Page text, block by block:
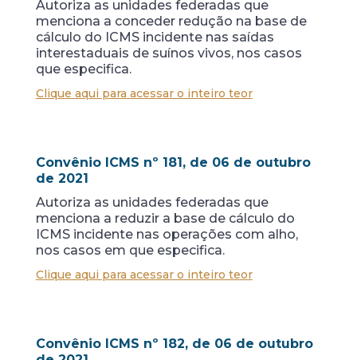
Autoriza as unidades federadas que
menciona a conceder redução na base de
cálculo do ICMS incidente nas saídas
interestaduais de suínos vivos, nos casos
que especifica.
Clique aqui para acessar o inteiro teor
Convênio ICMS nº 181, de 06 de outubro
de 2021
Autoriza as unidades federadas que
menciona a reduzir a base de cálculo do
ICMS incidente nas operações com alho,
nos casos em que especifica.
Clique aqui para acessar o inteiro teor
Convênio ICMS nº 182, de 06 de outubro